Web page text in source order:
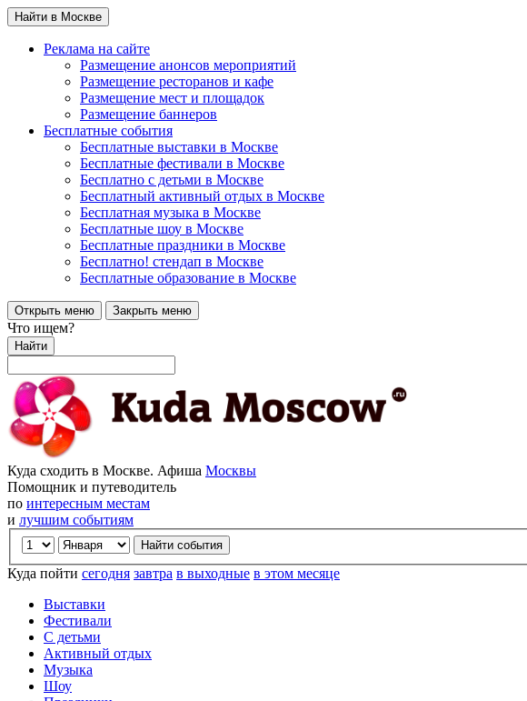
Найти в Москве
Реклама на сайте
Размещение анонсов мероприятий
Размещение ресторанов и кафе
Размещение мест и площадок
Размещение баннеров
Бесплатные события
Бесплатные выставки в Москве
Бесплатные фестивали в Москве
Бесплатно с детьми в Москве
Бесплатный активный отдых в Москве
Бесплатная музыка в Москве
Бесплатные шоу в Москве
Бесплатные праздники в Москве
Бесплатно! стендап в Москве
Бесплатные образование в Москве
Открыть меню Закрыть меню
Что ищем?
Найти
Куда сходить в Москве. Афиша Москвы
Помощник и путеводитель
по интересным местам
и лучшим событиям
Куда пойти сегодня завтра в выходные в этом месяце
Выставки
Фестивали
С детьми
Активный отдых
Музыка
Шоу